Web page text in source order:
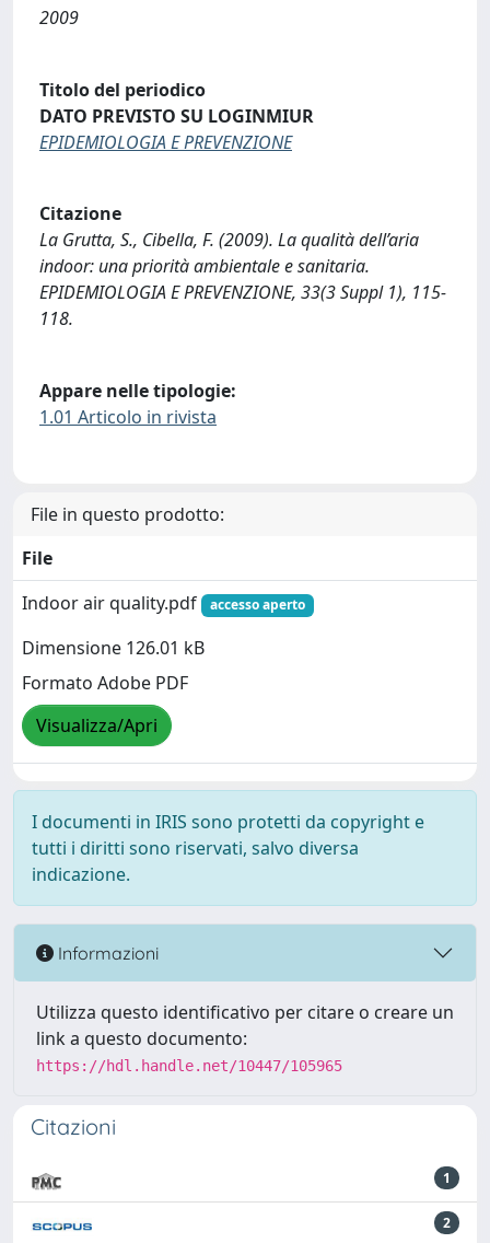
2009
Titolo del periodico
DATO PREVISTO SU LOGINMIUR
EPIDEMIOLOGIA E PREVENZIONE
Citazione
La Grutta, S., Cibella, F. (2009). La qualità dell’aria
indoor: una priorità ambientale e sanitaria.
EPIDEMIOLOGIA E PREVENZIONE, 33(3 Suppl 1), 115-
118.
Appare nelle tipologie:
1.01 Articolo in rivista
File in questo prodotto:
File
Indoor air quality.pdf
accesso aperto
Dimensione 126.01 kB
Formato Adobe PDF
Visualizza/Apri
I documenti in IRIS sono protetti da copyright e
tutti i diritti sono riservati, salvo diversa
indicazione.
Informazioni
Utilizza questo identificativo per citare o creare un
link a questo documento:
https://hdl.handle.net/10447/105965
Citazioni
1
2